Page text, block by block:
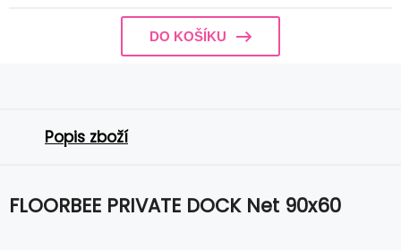
DO KOŠÍKU
Popis zboží
FLOORBEE PRIVATE DOCK Net 90x60